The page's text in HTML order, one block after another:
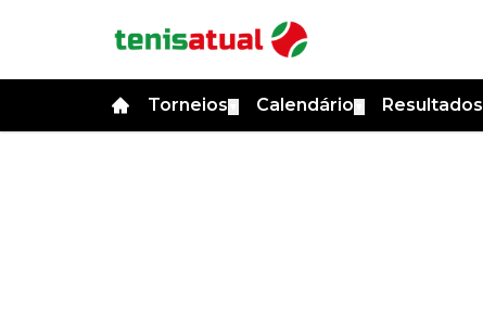
Torneios Calendário Resultados